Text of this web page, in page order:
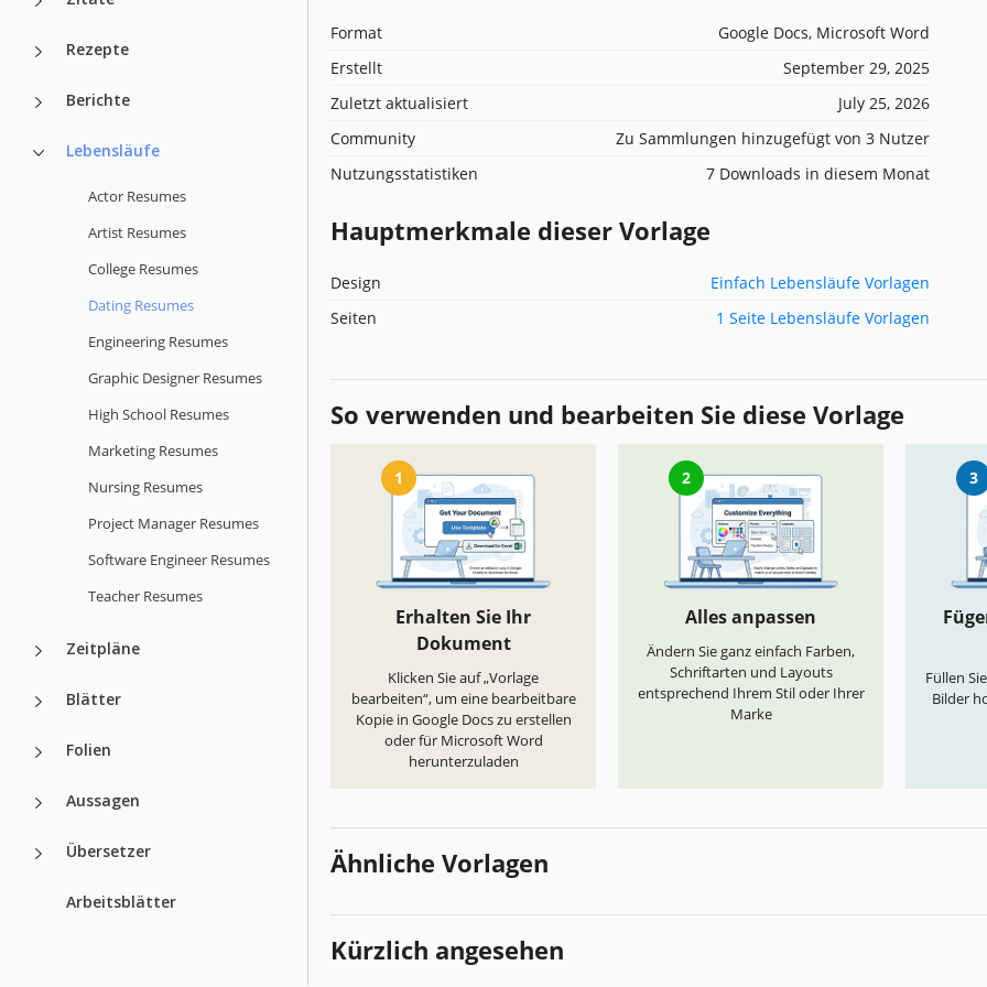
Rezepte
Berichte
Lebensläufe
Actor Resumes
Artist Resumes
College Resumes
Dating Resumes
Engineering Resumes
Graphic Designer Resumes
High School Resumes
Marketing Resumes
Nursing Resumes
Project Manager Resumes
Software Engineer Resumes
Teacher Resumes
Zeitpläne
Blätter
Folien
Aussagen
Übersetzer
Arbeitsblätter
Format
Google Docs, Microsoft Word
Erstellt
September 29, 2025
Zuletzt aktualisiert
July 25, 2026
Community
Zu Sammlungen hinzugefügt von 3 Nutzer
Nutzungsstatistiken
7 Downloads in diesem Monat
Hauptmerkmale dieser Vorlage
Design
Einfach Lebensläufe Vorlagen
Seiten
1 Seite Lebensläufe Vorlagen
So verwenden und bearbeiten Sie diese Vorlage
1
Erhalten Sie Ihr
Dokument
Klicken Sie auf „Vorlage
bearbeiten“, um eine bearbeitbare
Kopie in Google Docs zu erstellen
oder für Microsoft Word
herunterzuladen
2
Alles anpassen
Ändern Sie ganz einfach Farben,
Schriftarten und Layouts
entsprechend Ihrem Stil oder Ihrer
Marke
3
Füllen
Bilder
Ähnliche Vorlagen
Kürzlich angesehen